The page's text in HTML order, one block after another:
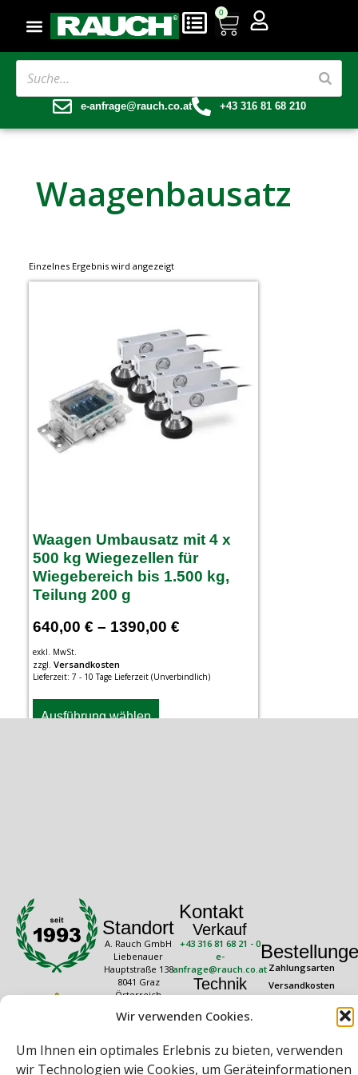
Wir verwenden Cookies.
Um Ihnen ein optimales Erlebnis zu bieten, verwenden
wir Technologien wie Cookies, um Geräteinformationen
0
e-anfrage@rauch.co.at +43 316 81 68 210
Waagenbausatz
Einzelnes Ergebnis wird angezeigt
Waagen Umbausatz mit 4 x
500 kg Wiegezellen für
Wiegebereich bis 1.500 kg,
Teilung 200 g
640,00 € – 1390,00 €
exkl. MwSt.
zzgl. Versandkosten
Lieferzeit: 7 - 10 Tage Lieferzeit (Unverbindlich)
Ausführung wählen
Standort
A. Rauch GmbH
Liebenauer
Hauptstraße 138
8041 Graz
Österreich
Öffnungszeiten
16:30 Uhr
Freitag: 08:00 –
Kontakt
Verkauf
+43 316 81 68 21 - 0
e-
anfrage@rauch.co.at
Technik
+43 316 81 68 21 -
technik@rauch.co.at
Zahlungsarten
Versandkosten
Rechtliches
Datenschutz
Impressum